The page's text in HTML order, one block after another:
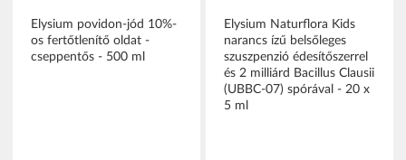
Elysium povidon-jód 10%-
os fertőtlenítő oldat -
cseppentős - 500 ml
Elysium Naturflora Kids
narancs ízű belsőleges
szuszpenzió édesítőszerrel
és 2 milliárd Bacillus Clausii
(UBBC-07) spórával - 20 x
5 ml